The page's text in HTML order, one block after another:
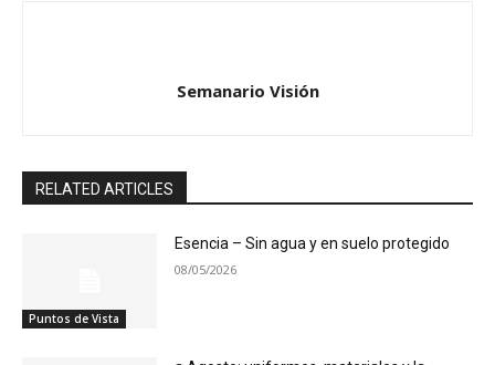
Semanario Visión
RELATED ARTICLES
Puntos de Vista
Esencia – Sin agua y en suelo protegido
08/05/2026